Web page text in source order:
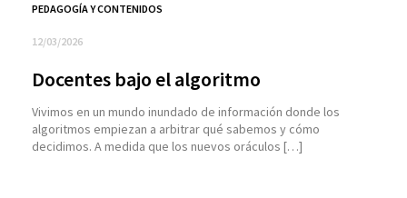
PEDAGOGÍA Y CONTENIDOS
12/03/2026
Docentes bajo el algoritmo
Vivimos en un mundo inundado de información donde los
algoritmos empiezan a arbitrar qué sabemos y cómo
decidimos. A medida que los nuevos oráculos […]